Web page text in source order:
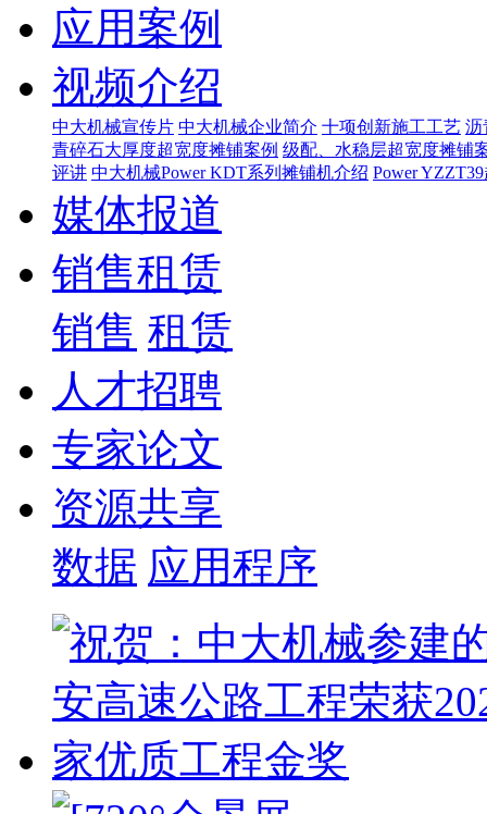
应用案例
视频介绍
中大机械宣传片 中大机械企业简介 十项创新施工工艺 沥
青碎石大厚度超宽度摊铺案例 级配、水稳层超宽度摊铺
评讲 中大机械Power KDT系列摊铺机介绍 Power
媒体报道
销售租赁
销售 租赁
人才招聘
专家论文
资源共享
数据 应用程序